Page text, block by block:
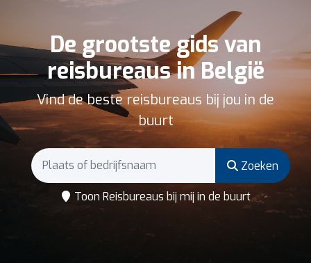
De grootste gids van
reisbureaus in België
Vind de beste reisbureaus bij jou in de
buurt
Zoeken
Toon Reisbureaus bij mij in de buurt